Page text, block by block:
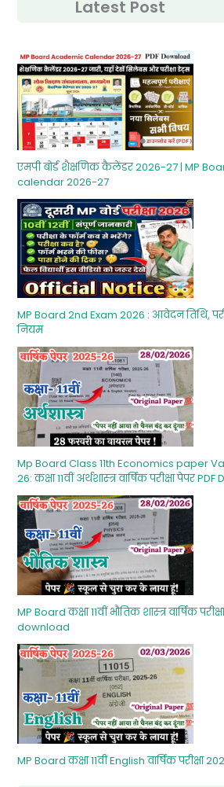
Latest Post
एमपी बोर्ड शैक्षणिक कैलेंडर 2026-27 | MP
calendar 2026-27
MP Board 2nd Exam 2026 : आवेदन तिथि,
नियम
Mp Board Class 11th Economics paper
26: कक्षा 11वीं अर्थशास्‍त्र वार्षिक परीक्षा पेपर
MP Board कक्षा 11वीं भौतिक शास्‍त्र वार्षिक
download
MP Board कक्षा 11वीं English वार्षिक